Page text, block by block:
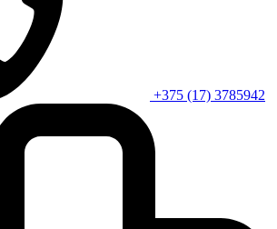
+375 (17) 3785942